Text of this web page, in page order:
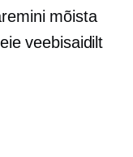
mõista
veebisaidilt